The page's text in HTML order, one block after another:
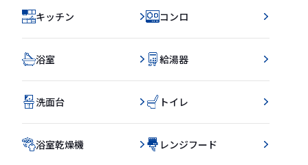
キッチン コンロ
浴室 給湯器
洗面台 トイレ
浴室乾燥機 レンジフード